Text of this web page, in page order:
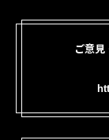
ご意見